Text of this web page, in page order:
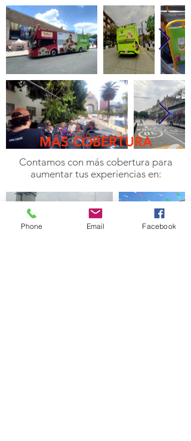
MÁS COBERTURA
Contamos con más cobertura para
aumentar tus experiencias en:
Phone Email Facebook